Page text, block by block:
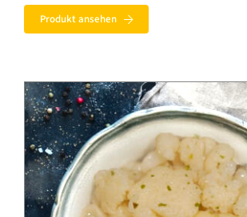
Produkt ansehen